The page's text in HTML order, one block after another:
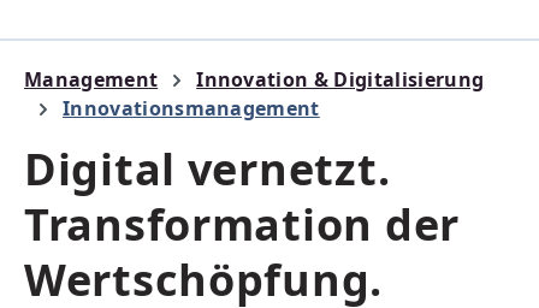
Management
Innovation & Digitalisierung
Innovationsmanagement
Digital vernetzt.
Transformation der
Wertschöpfung.